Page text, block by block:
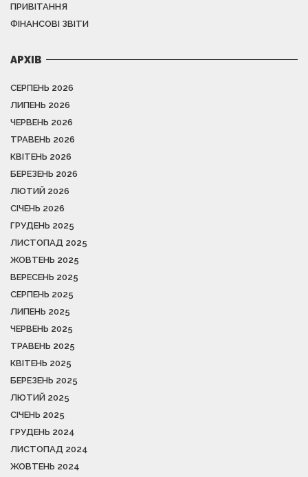
ПРИВІТАННЯ
ФІНАНСОВІ ЗВІТИ
АРХІВ
СЕРПЕНЬ 2026
ЛИПЕНЬ 2026
ЧЕРВЕНЬ 2026
ТРАВЕНЬ 2026
КВІТЕНЬ 2026
БЕРЕЗЕНЬ 2026
ЛЮТИЙ 2026
СІЧЕНЬ 2026
ГРУДЕНЬ 2025
ЛИСТОПАД 2025
ЖОВТЕНЬ 2025
ВЕРЕСЕНЬ 2025
СЕРПЕНЬ 2025
ЛИПЕНЬ 2025
ЧЕРВЕНЬ 2025
ТРАВЕНЬ 2025
КВІТЕНЬ 2025
БЕРЕЗЕНЬ 2025
ЛЮТИЙ 2025
СІЧЕНЬ 2025
ГРУДЕНЬ 2024
ЛИСТОПАД 2024
ЖОВТЕНЬ 2024